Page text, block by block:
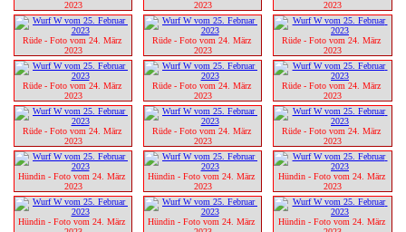
2023
2023
2023
Rüde - Foto vom 24. März
2023
Rüde - Foto vom 24. März
2023
Rüde - Foto vom 24. März
2023
Rüde - Foto vom 24. März
2023
Rüde - Foto vom 24. März
2023
Rüde - Foto vom 24. März
2023
Rüde - Foto vom 24. März
2023
Rüde - Foto vom 24. März
2023
Rüde - Foto vom 24. März
2023
Hündin - Foto vom 24. März
2023
Hündin - Foto vom 24. März
2023
Hündin - Foto vom 24. März
2023
Hündin - Foto vom 24. März
Hündin - Foto vom 24. März
Hündin - Foto vom 24. März